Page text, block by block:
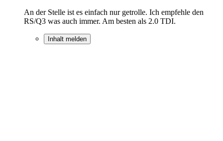
An der Stelle ist es einfach nur getrolle. Ich empfehle den
RS/Q3 was auch immer. Am besten als 2.0 TDI.
Inhalt melden